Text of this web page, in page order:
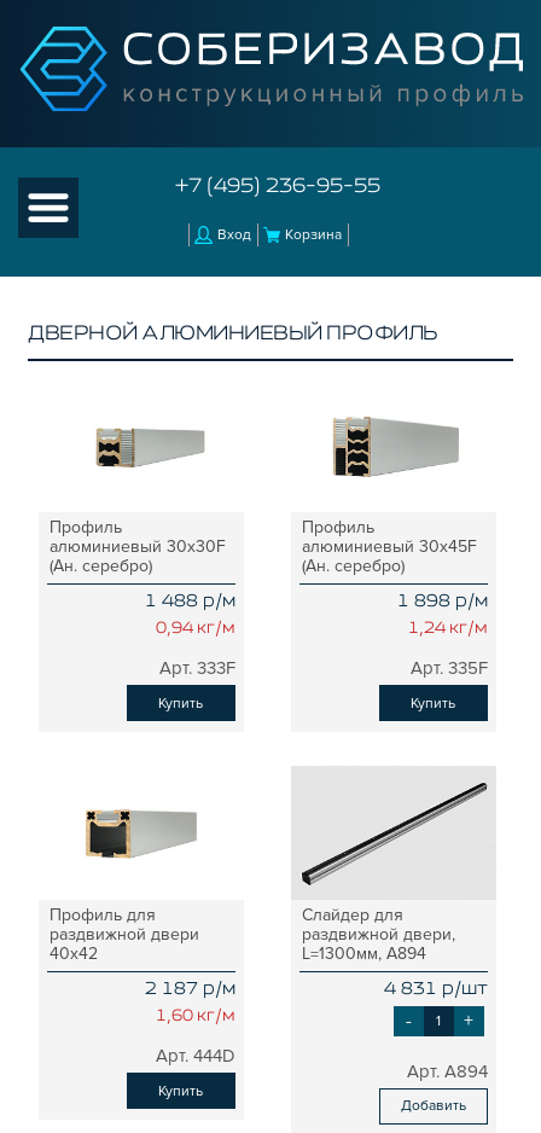
+7 (495) 236-95-55
Вход Корзина
КОНСТРУКЦИОННЫЙ ПРОФИЛЬ
КОМПЛЕКТУЮЩИЕ К ЧПУ
СОЕДИНИТЕЛЬНЫЕ ПЛАСТИНЫ
Т-БОЛТЫ И Т-ГАЙКИ
СУХАРИ ПАЗОВЫЕ
УГЛОВЫЕ СОЕДИНИТЕЛИ
СИСТЕМА ТРУБНАЯ МОДУЛЬНАЯ
СИСТЕМА ТРУБНАЯ КОНСТРУКЦИОННАЯ
ВНУТРЕННИЕ УГЛОВЫЕ СОЕДИНИТЕЛИ
2-Х И 3-Х СТОРОННИЕ СОЕДИНИТЕЛИ
АЛЮМИНИЕВЫЕ СИСТЕМЫ ОГРАЖДЕНИЙ
ГОТОВЫЕ РЕШЕНИЯ
ПОДШИПНИКИ
ЛИНЕЙНЫЕ СОЕДИНИТЕЛИ
ДОПОЛНИТЕЛЬНАЯ ОБРАБОТКА
ПРОМЫШЛЕННАЯ МЕБЕЛЬ
СИСТЕМА ЛЕСТНИЦ И ПЛАТФОРМ
ДВЕРНОЙ АЛЮМИНИЕВЫЙ ПРОФИЛЬ
Профиль
алюминиевый 30х30F
(Ан. серебро)
1 488 р/м
0,94 кг/м
333F
Купить
Профиль
алюминиевый 30х45F
(Ан. серебро)
1 898 р/м
1,24 кг/м
335F
Купить
Профиль для
раздвижной двери
40х42
2 187 р/м
1,60 кг/м
444D
Купить
Слайдер для
раздвижной двери,
L=1300мм, A894
4 831 р/шт
- +
A894
Добавить